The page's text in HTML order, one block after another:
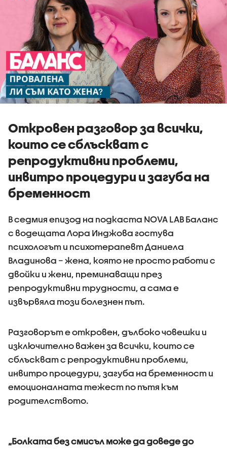
Откровен разговор за всички,
които се сблъскват с
репродуктивни проблеми,
инвитро процедури и загуба на
бременност
В седмия епизод на подкаста NOVA LAB Баланс
с водещата Лора Инджова гостува
психологът и психотерапевт Даниела
Владинова – жена, която не просто работи с
двойки и жени, преминаващи през
репродуктивни трудности, а сама е
извървяла този болезнен път.
Разговорът е откровен, дълбоко човешки и
изключително важен за всички, които се
сблъскват с репродуктивни проблеми,
инвитро процедури, загуба на бременност и
емоционалната тежест по пътя към
родителството.
„Болката без смисъл може да доведе до